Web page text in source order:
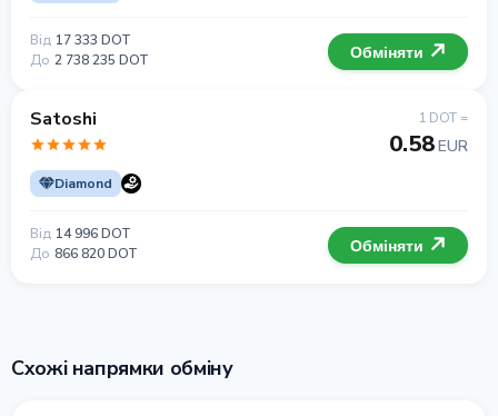
Від 17 333 DOT
До 2 738 235 DOT Обміняти
Satoshi
Diamond
1 DOT =
0.58EUR
Від 14 996 DOT
До 866 820 DOT Обміняти
Схожі напрямки обміну